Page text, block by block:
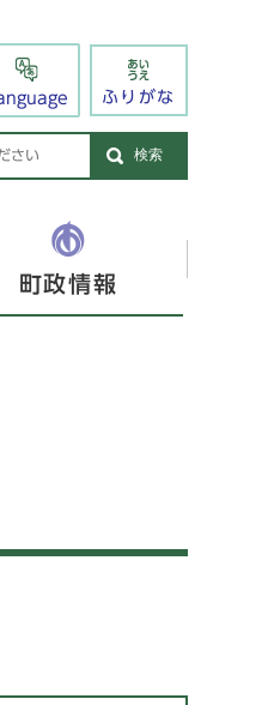
ふりがな
検索
町政情報